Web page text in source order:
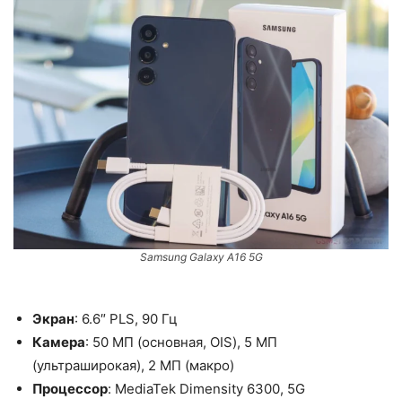
Samsung Galaxy A16 5G
Экран: 6.6″ PLS, 90 Гц
Камера: 50 МП (основная, OIS), 5 МП
(ультраширокая), 2 МП (макро)
Процессор: MediaTek Dimensity 6300, 5G